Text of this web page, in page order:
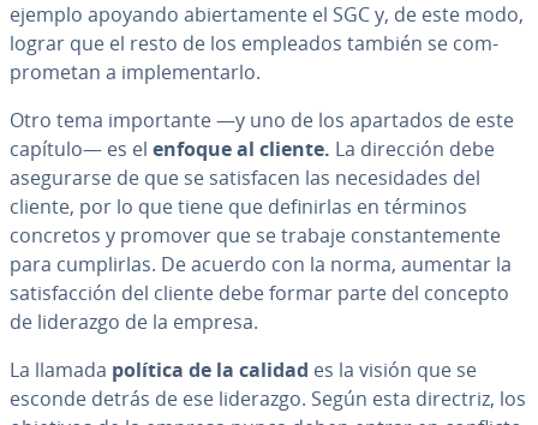
ejemplo apoyando abie­r­ta­me­n­te el SGC y, de este modo,
lograr que el resto de los empleados también se co­m­
pro­me­tan a im­ple­me­n­tar­lo.
Otro tema im­po­r­ta­n­te ―y uno de los apartados de este
capítulo― es el enfoque al cliente. La dirección debe
ase­gu­rar­se de que se sa­ti­s­fa­cen las ne­ce­si­da­des del
cliente, por lo que tiene que de­fi­ni­r­las en términos
concretos y promover que se trabaje co­n­s­ta­n­te­me­n­te
para cu­m­pli­r­las. De acuerdo con la norma, aumentar la
sa­ti­s­fa­c­ción del cliente debe formar parte del concepto
de liderazgo de la empresa.
La llamada política de la calidad es la visión que se
esconde detrás de ese liderazgo. Según esta directriz, los